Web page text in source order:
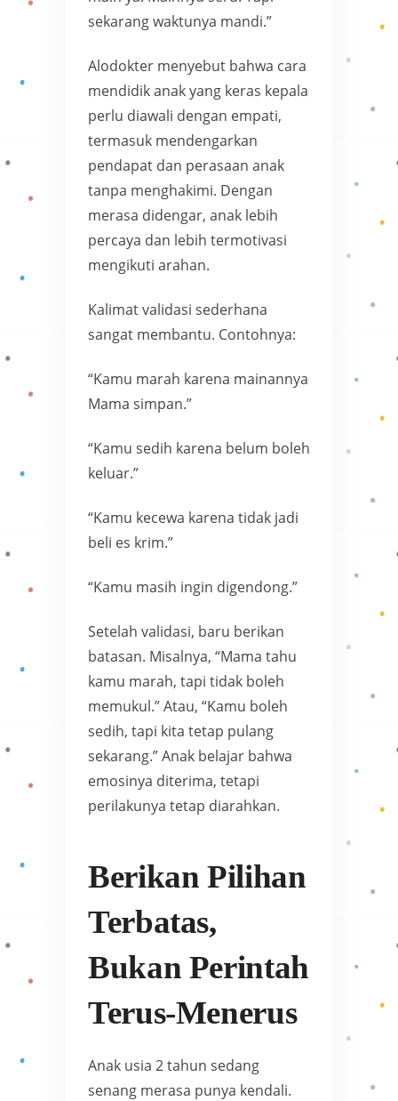
sekarang waktunya mandi.”
Alodokter menyebut bahwa cara
mendidik anak yang keras kepala
perlu diawali dengan empati,
termasuk mendengarkan
pendapat dan perasaan anak
tanpa menghakimi. Dengan
merasa didengar, anak lebih
percaya dan lebih termotivasi
mengikuti arahan.
Kalimat validasi sederhana
sangat membantu. Contohnya:
“Kamu marah karena mainannya
Mama simpan.”
“Kamu sedih karena belum boleh
keluar.”
“Kamu kecewa karena tidak jadi
beli es krim.”
“Kamu masih ingin digendong.”
Setelah validasi, baru berikan
batasan. Misalnya, “Mama tahu
kamu marah, tapi tidak boleh
memukul.” Atau, “Kamu boleh
sedih, tapi kita tetap pulang
sekarang.” Anak belajar bahwa
emosinya diterima, tetapi
perilakunya tetap diarahkan.
Berikan Pilihan
Terbatas,
Bukan Perintah
Terus-Menerus
Anak usia 2 tahun sedang
senang merasa punya kendali.